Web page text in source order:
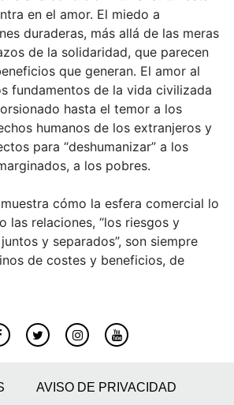
en el amor. El miedo a
duraderas, más allá de las meras
de la solidaridad, que parecen
que generan. El amor al
fundamentos de la vida civilizada
hasta el temor a los
humanos de los extranjeros y
para “deshumanizar” a los
a los pobres.
cómo la esfera comercial lo
las relaciones, “los riesgos y
y separados”, son siempre
de costes y beneficios, de
AVISO DE PRIVACIDAD